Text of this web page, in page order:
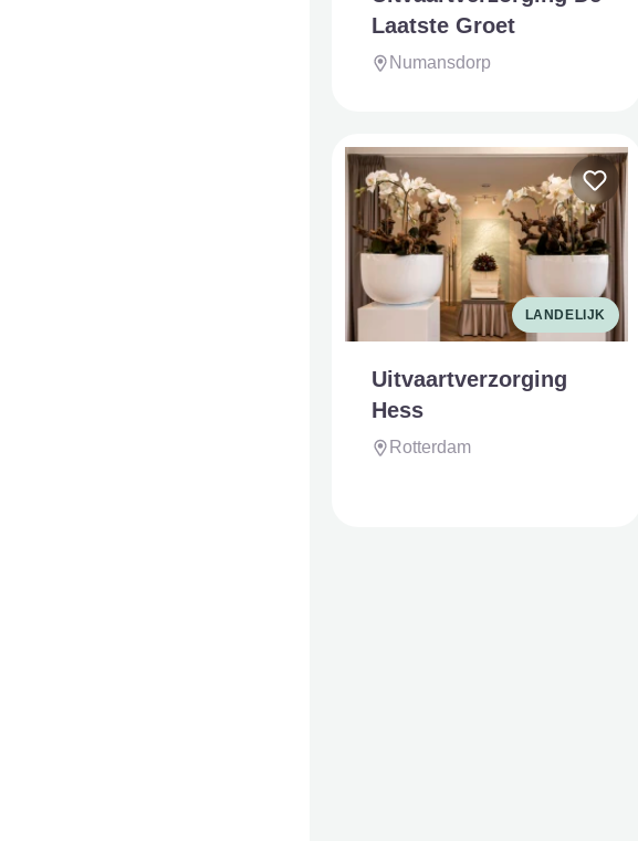
Laatste Groet
Numansdorp
LANDELIJK
Uitvaartverzorging
Hess
Rotterdam